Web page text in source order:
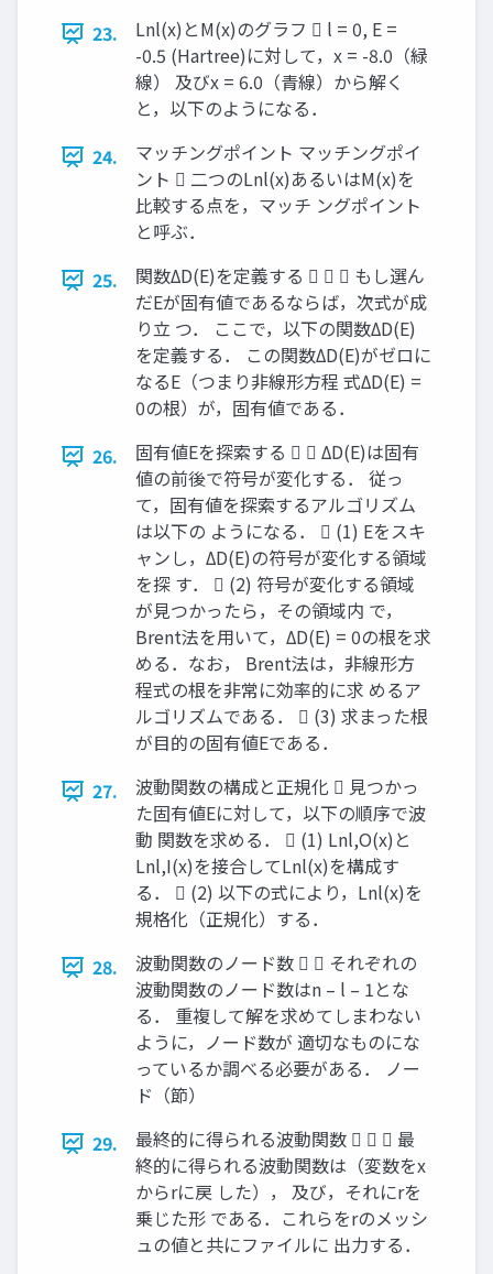
23.
Lnl(x)とM(x)のグラフ  l = 0, E =
-0.5 (Hartree)に対して，x = -8.0（緑
線） 及びx = 6.0（青線）から解く
と，以下のようになる．
24.
マッチングポイント マッチングポイ
ント  二つのLnl(x)あるいはM(x)を
比較する点を，マッチ ングポイント
と呼ぶ．
25.
関数ΔD(E)を定義する    もし選ん
だEが固有値であるならば，次式が成
り立 つ． ここで，以下の関数ΔD(E)
を定義する． この関数ΔD(E)がゼロに
なるE（つまり非線形方程 式ΔD(E) =
0の根）が，固有値である．
26.
固有値Eを探索する   ΔD(E)は固有
値の前後で符号が変化する． 従っ
て，固有値を探索するアルゴリズム
は以下の ようになる．  (1) Eをスキ
ャンし，ΔD(E)の符号が変化する領域
を探 す．  (2) 符号が変化する領域
が見つかったら，その領域内 で，
Brent法を用いて，ΔD(E) = 0の根を求
める．なお， Brent法は，非線形方
程式の根を非常に効率的に求 めるア
ルゴリズムである．  (3) 求まった根
が目的の固有値Eである．
27.
波動関数の構成と正規化  見つかっ
た固有値Eに対して，以下の順序で波
動 関数を求める．  (1) Lnl,O(x)と
Lnl,I(x)を接合してLnl(x)を構成す
る．  (2) 以下の式により，Lnl(x)を
規格化（正規化）する．
28.
波動関数のノード数   それぞれの
波動関数のノード数はn – l – 1とな
る． 重複して解を求めてしまわない
ように，ノード数が 適切なものにな
っているか調べる必要がある． ノー
ド（節）
29.
最終的に得られる波動関数    最
終的に得られる波動関数は（変数をx
からrに戻 した）， 及び，それにrを
乗じた形 である．これらをrのメッシ
ュの値と共にファイルに 出力する．